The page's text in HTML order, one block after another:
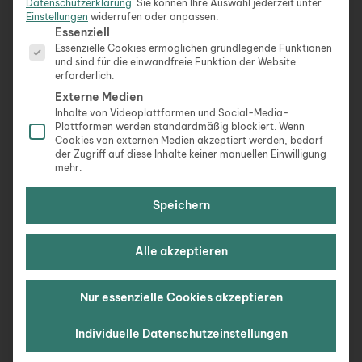
Ja, die Schweiz ist teuer. Aber es gibt Strategien,
um die Kosten deutlich zu senken:
Unterkünfte smart buchen
– Nutze Ferienwohnungen statt Hotels
– Reise außerhalb der Hochsaison (besonders
Frühling und Herbst)
– Bleibe mehrere Wochen, um von Langzeit-
Rabatten zu profitieren
Selbst kochen statt essen gehen
In der Schweiz sind Restaurantbesuche teuer. Wer
selbst kocht, spart enorm – und Supermärkte bieten
hohe Qualität.
Gratis-Aktivitäten nutzen
Datenschutzerklärung Sie können Ihre Auswahl jederzeit unter
Einstellungen widerrufen oder anpassen.
Es folgt eine Liste der Service-Gruppen, für die eine
Essenziell
Essenzielle Cookies ermöglichen grundlegende Funktionen
und sind für die einwandfreie Funktion der Website
erforderlich.
Externe Medien
Inhalte von Videoplattformen und Social-Media-
Plattformen werden standardmäßig blockiert. Wenn
Cookies von externen Medien akzeptiert werden, bedarf
der Zugriff auf diese Inhalte keiner manuellen Einwilligung
mehr.
Speichern
Alle akzeptieren
Nur essenzielle Cookies akzeptieren
Individuelle Datenschutzeinstellungen